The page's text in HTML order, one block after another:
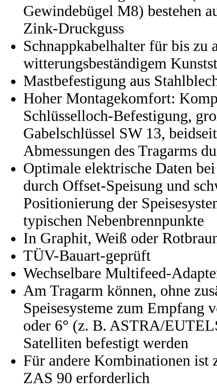
Gewindebügel M8) bestehen
Zink-Druckguss
Schnappkabelhalter für bis zu
witterungsbeständigem
Mastbefestigung aus
Hoher Montagekomfort:
Schlüsselloch-Befestigung,
Gabelschlüssel SW 13,
Abmessungen des Tragarms
Optimale elektrische Daten
durch Offset-Speisung und
Positionierung der
typischen Nebenbrennpunkte
In Graphit, Weiß oder
TÜV-Bauart-geprüft
Wechselbare Multifeed-
Am Tragarm können, ohne
Speisesysteme zum Empfang
oder 6° (z. B. ASTRA/
Satelliten befestigt werden
Für andere Kombinationen
ZAS 90 erforderlich